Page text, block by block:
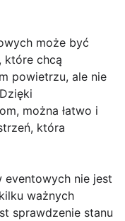
może być
które chcą
powietrzu, ale nie
można łatwo i
która
eventowych nie jest
ważnych
sprawdzenie stanu